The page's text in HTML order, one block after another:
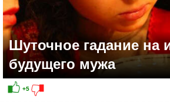
Шуточное гадание на
будущего мужа